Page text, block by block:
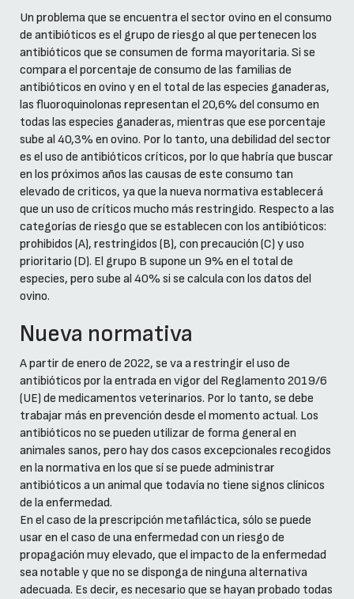
Un problema que se encuentra el sector ovino en el consumo
de antibióticos es el grupo de riesgo al que pertenecen los
antibióticos que se consumen de forma mayoritaria. Si se
compara el porcentaje de consumo de las familias de
antibióticos en ovino y en el total de las especies ganaderas,
las fluoroquinolonas representan el 20,6% del consumo en
todas las especies ganaderas, mientras que ese porcentaje
sube al 40,3% en ovino. Por lo tanto, una debilidad del sector
es el uso de antibióticos críticos, por lo que habría que buscar
en los próximos años las causas de este consumo tan
elevado de criticos, ya que la nueva normativa establecerá
que un uso de críticos mucho más restringido. Respecto a las
categorías de riesgo que se establecen con los antibióticos:
prohibidos (A), restringidos (B), con precaución (C) y uso
prioritario (D). El grupo B supone un 9% en el total de
especies, pero sube al 40% si se calcula con los datos del
ovino.
Nueva normativa
A partir de enero de 2022, se va a restringir el uso de
antibióticos por la entrada en vigor del Reglamento 2019/6
(UE) de medicamentos veterinarios. Por lo tanto, se debe
trabajar más en prevención desde el momento actual. Los
antibióticos no se pueden utilizar de forma general en
animales sanos, pero hay dos casos excepcionales recogidos
en la normativa en los que sí se puede administrar
antibióticos a un animal que todavía no tiene signos clínicos
de la enfermedad.
En el caso de la prescripción metafiláctica, sólo se puede
usar en el caso de una enfermedad con un riesgo de
propagación muy elevado, que el impacto de la enfermedad
sea notable y que no se disponga de ninguna alternativa
adecuada. Es decir, es necesario que se hayan probado todas